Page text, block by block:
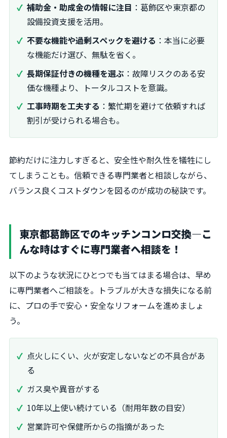
補助金・助成金の情報に注目 ：葛飾区や東京都の
設備投資支援を活用。
不要な機能や過剰スペックを避ける ：本当に必要
な機能だけ選び、無駄を省く。
長期保証付きの機種を選ぶ ：故障リスクのある安
価な機種より、トータルコストを意識。
工事時期を工夫する ：繁忙期を避けて依頼すれば
割引が受けられる場合も。
節約だけに注力しすぎると、安全性や耐久性を犠牲にし
てしまうことも。信頼できる専門業者と相談しながら、
バランス良くコストダウンを図るのが成功の秘訣です。
東京都葛飾区でのキッチンコンロ交換―こ
んな時はすぐに専門業者へ相談を！
以下のような状況にひとつでも当てはまる場合は、早め
に専門業者へご相談を。トラブルが大きな損失になる前
に、プロの手で安心・安全なリフォームを進めましょ
う。
点火しにくい、火が安定しないなどの不具合があ
る
ガス臭や異音がする
10年以上使い続けている（耐用年数の目安）
営業許可や保健所からの指摘があった